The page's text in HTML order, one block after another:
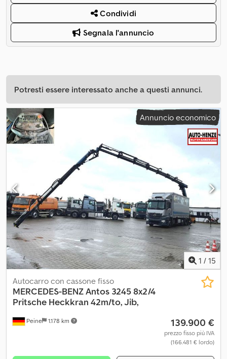
Condividi
Segnala l'annuncio
Potresti essere interessato anche a questi annunci.
Annuncio economico
1 / 15
Peine 1.178 km
Autocarro con cassone fisso
MERCEDES-BENZAntos 3245 8x2/4
Pritsche Heckkran 42m/to, Jib,
139.900 €
prezzo fisso più IVA
(166.481 € lordo)